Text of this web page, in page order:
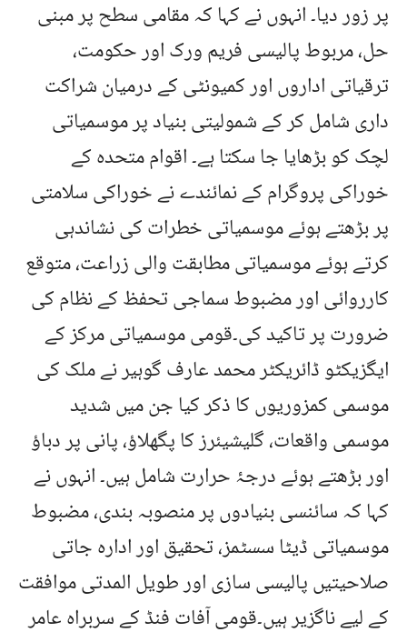
پر زور دیا۔ انہوں نے کہا کہ مقامی سطح پر مبنی
حل، مربوط پالیسی فریم ورک اور حکومت،
ترقیاتی اداروں اور کمیونٹی کے درمیان شراکت
داری شامل کر کے شمولیتی بنیاد پر موسمیاتی
لچک کو بڑھایا جا سکتا ہے۔ اقوام متحدہ کے
خوراکی پروگرام کے نمائندے نے خوراکی سلامتی
پر بڑھتے ہوئے موسمیاتی خطرات کی نشاندہی
کرتے ہوئے موسمیاتی مطابقت والی زراعت، متوقع
کارروائی اور مضبوط سماجی تحفظ کے نظام کی
ضرورت پر تاکید کی۔قومی موسمیاتی مرکز کے
ایگزیکٹو ڈائریکٹر محمد عارف گوہیر نے ملک کی
موسمی کمزوریوں کا ذکر کیا جن میں شدید
موسمی واقعات، گلیشیئرز کا پگھلاؤ، پانی پر دباؤ
اور بڑھتے ہوئے درجۂ حرارت شامل ہیں۔ انہوں نے
کہا کہ سائنسی بنیادوں پر منصوبہ بندی، مضبوط
موسمیاتی ڈیٹا سسٹمز، تحقیق اور ادارہ جاتی
صلاحیتیں پالیسی سازی اور طویل المدتی موافقت
کے لیے ناگزیر ہیں۔قومی آفات فنڈ کے سربراہ عامر